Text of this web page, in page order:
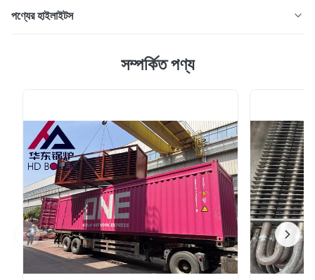
পণ্যের হাইলাইটস
শংসাপত্র পণ্যের বর্ণনা একটি বাষ্প ড্রাম জল-নল বয়লার একটি মান বৈশিষ্ট্য।এটি
কাজ করে।...
সম্পর্কিত পণ্য